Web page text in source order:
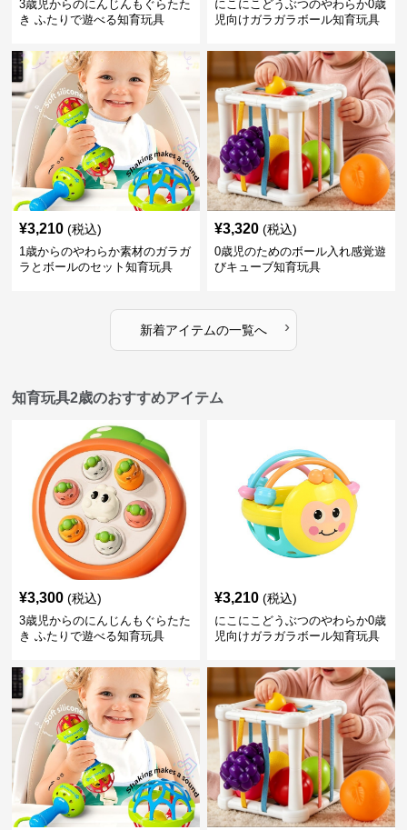
3歳児からのにんじんもぐらたた
き ふたりで遊べる知育玩具
にこにこどうぶつのやわらか0歳
児向けガラガラボール知育玩具
¥3,210 (税込)
1歳からのやわらか素材のガラガ
ラとボールのセット知育玩具
¥3,320 (税込)
0歳児のためのボール入れ感覚遊
びキューブ知育玩具
新着アイテムの一覧へ ›
知育玩具2歳のおすすめアイテム
¥3,300 (税込)
3歳児からのにんじんもぐらたた
き ふたりで遊べる知育玩具
¥3,210 (税込)
にこにこどうぶつのやわらか0歳
児向けガラガラボール知育玩具